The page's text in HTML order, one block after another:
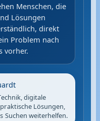
Menschen, die
Lösungen
direkt
Problem nach
vorher.
digitale
Lösungen,
Suchen weiterhelfen.